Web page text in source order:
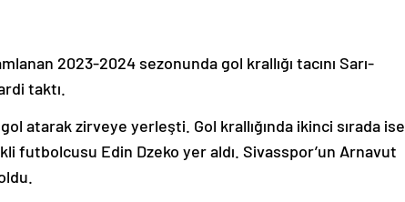
2023-2024 sezonunda gol krallığı tacını Sarı-
taktı.
atarak zirveye yerleşti. Gol krallığında ikinci sırada ise
futbolcusu Edin Dzeko yer aldı. Sivasspor’un Arnavut